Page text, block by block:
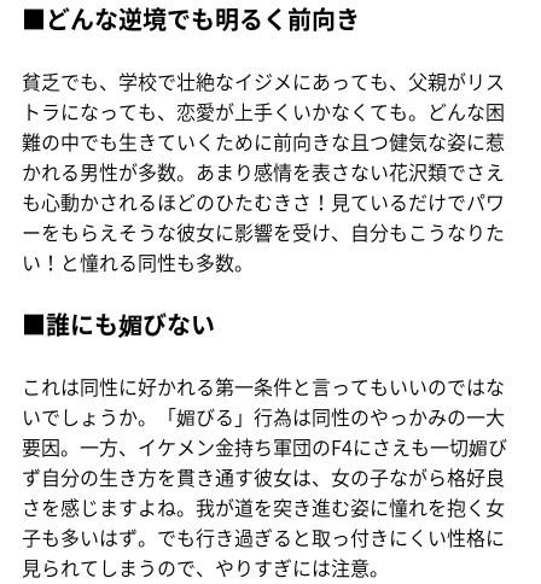
■どんな逆境でも明るく前向き
貧乏でも、学校で壮絶なイジメにあっても、父親がリス
トラになっても、恋愛が上手くいかなくても。どんな困
難の中でも生きていくために前向きな且つ健気な姿に惹
かれる男性が多数。あまり感情を表さない花沢類でさえ
も心動かされるほどのひたむきさ！見ているだけでパワ
ーをもらえそうな彼女に影響を受け、自分もこうなりた
い！と憧れる同性も多数。
■誰にも媚びない
これは同性に好かれる第一条件と言ってもいいのではな
いでしょうか。「媚びる」行為は同性のやっかみの一大
要因。一方、イケメン金持ち軍団のF4にさえも一切媚び
ず自分の生き方を貫き通す彼女は、女の子ながら格好良
さを感じますよね。我が道を突き進む姿に憧れを抱く女
子も多いはず。でも行き過ぎると取っ付きにくい性格に
見られてしまうので、やりすぎには注意。